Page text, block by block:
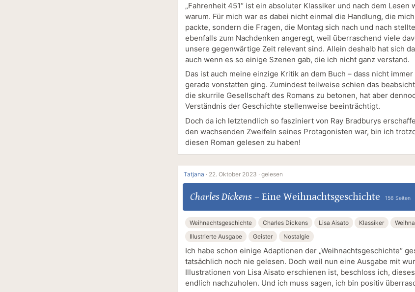
„Fahrenheit 451“ ist ein absoluter Klassiker und nach dem Lesen
warum. Für mich war es dabei nicht einmal die Handlung, die
packte, sondern die Fragen, die Montag sich nach und nach
ebenfalls zum Nachdenken angeregt, weil überraschend viele
unsere gegenwärtige Zeit relevant sind. Allein deshalb hat sich
auch wenn es so einige Szenen gab, die ich nicht ganz verstand.
Das ist auch meine einzige Kritik an dem Buch – dass nicht immer
gerade vonstatten ging. Zumindest teilweise schien das
die skurrile Gesellschaft des Romans zu betonen, hat aber
Verständnis der Geschichte stellenweise beeinträchtigt.
Doch da ich letztendlich so fasziniert von Ray Bradburys
den wachsenden Zweifeln seines Protagonisten war, bin ich
diesen Roman gelesen zu haben!
Tatjana · 22. Oktober 2023 · gelesen
Charles Dickens – Eine Weihnachtsgeschichte 156 Seiten
Weihnachtsgeschichte Charles Dickens Lisa Aisato Klassiker
Illustrierte Ausgabe
Geister Nostalgie
Ich habe schon einige Adaptionen der „Weihnachtsgeschichte“
tatsächlich noch nie gelesen. Doch weil nun eine Ausgabe mit
Illustrationen von Lisa Aisato erschienen ist, beschloss ich,
endlich nachzuholen. Und ich muss sagen, ich bin positiv